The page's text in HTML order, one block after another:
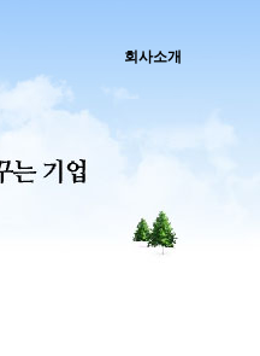
회사소개